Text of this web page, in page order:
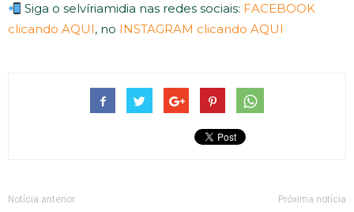
Siga o selvíriamidia nas redes sociais: FACEBOOK
clicando AQUI, no INSTAGRAM clicando AQUI
Notícia anterior Próxima notícia